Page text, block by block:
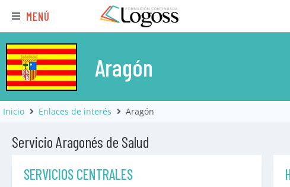
MENÚ
Aragón
Inicio Enlaces de interés Aragón
Servicio Aragonés de Salud
SERVICIOS CENTRALES